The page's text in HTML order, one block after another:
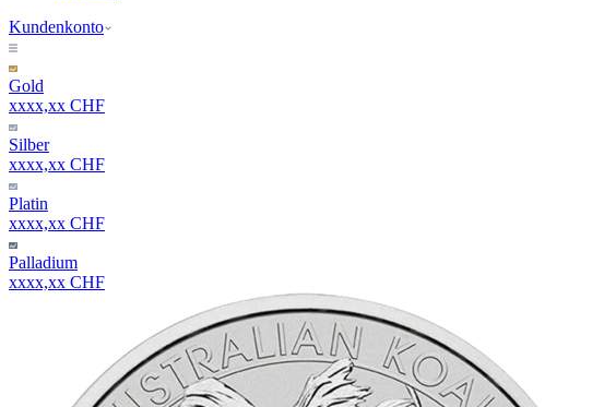
Kundenkonto
Gold
xxxx,xx CHF
Silber
xxxx,xx CHF
Platin
xxxx,xx CHF
Palladium
xxxx,xx CHF